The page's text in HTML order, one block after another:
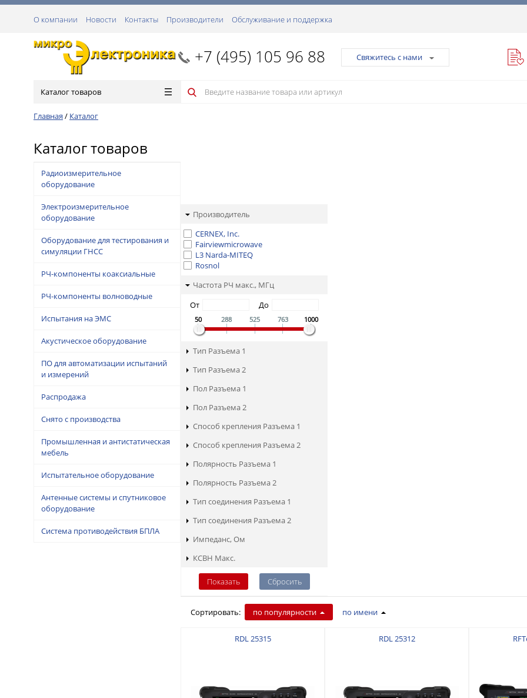
О компании Новости Контакты Производители Обслуживание и поддержка
+7 (495) 105 96 88 Свяжитесь с нами
Каталог товаров
Главная / Каталог
Каталог товаров
Радиоизмерительное
оборудование
Электроизмерительное
оборудование
Оборудование для тестирования и
симуляции ГНСС
РЧ-компоненты коаксиальные
РЧ-компоненты волноводные
Испытания на ЭМС
Акустическое оборудование
ПО для автоматизации испытаний
и измерений
Распродажа
Снято с производства
Промышленная и антистатическая
мебель
Испытательное оборудование
Антенные системы и спутниковое
оборудование
Система противодействия БПЛА
Производитель
CERNEX, Inc.
Fairviewmicrowave
L3 Narda-MITEQ
Rosnol
Частота РЧ макс., МГц
От
До
50 288 525 763 1000
Тип Разъема 1
Тип Разъема 2
Пол Разъема 1
Пол Разъема 2
Способ крепления Разъема 1
Способ крепления Разъема 2
Полярность Разъема 1
Полярность Разъема 2
Тип соединения Разъема 1
Тип соединения Разъема 2
Импеданс, Ом
КСВН Макс.
Сортировать: по популярности по имени
RDL 25315 RDL 25312